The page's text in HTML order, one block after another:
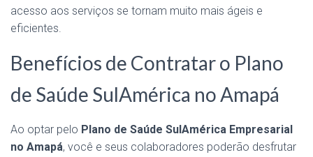
acesso aos serviços se tornam muito mais ágeis e
eficientes.
Benefícios de Contratar o Plano
de Saúde SulAmérica no Amapá
Ao optar pelo Plano de Saúde SulAmérica Empresarial
no Amapá, você e seus colaboradores poderão desfrutar